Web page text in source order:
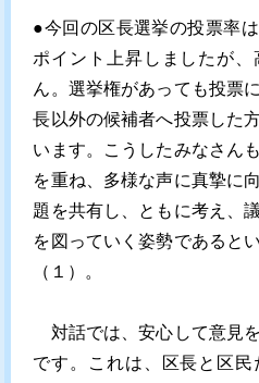
●今回の区長選挙の投票率
ポイント上昇しましたが
ん。選挙権があっても投票
長以外の候補者へ投票した
います。こうしたみなさん
を重ね、多様な声に真摯に
題を共有し、ともに考え、
を図っていく姿勢であると
（１）。
対話では、安心して意見
です。これは、区長と区